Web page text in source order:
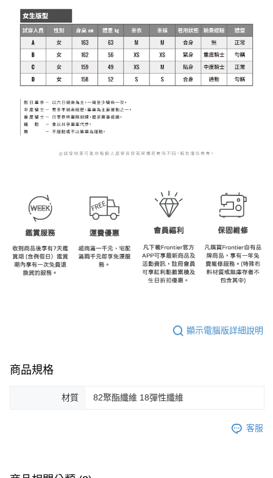
顯示電腦版詳細說明
商品規格
材質 82聚酯纖維 18彈性纖維
客服